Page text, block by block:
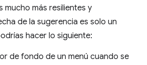
más resilientes y
de la sugerencia es solo un
hacer lo siguiente:
de fondo de un menú cuando se